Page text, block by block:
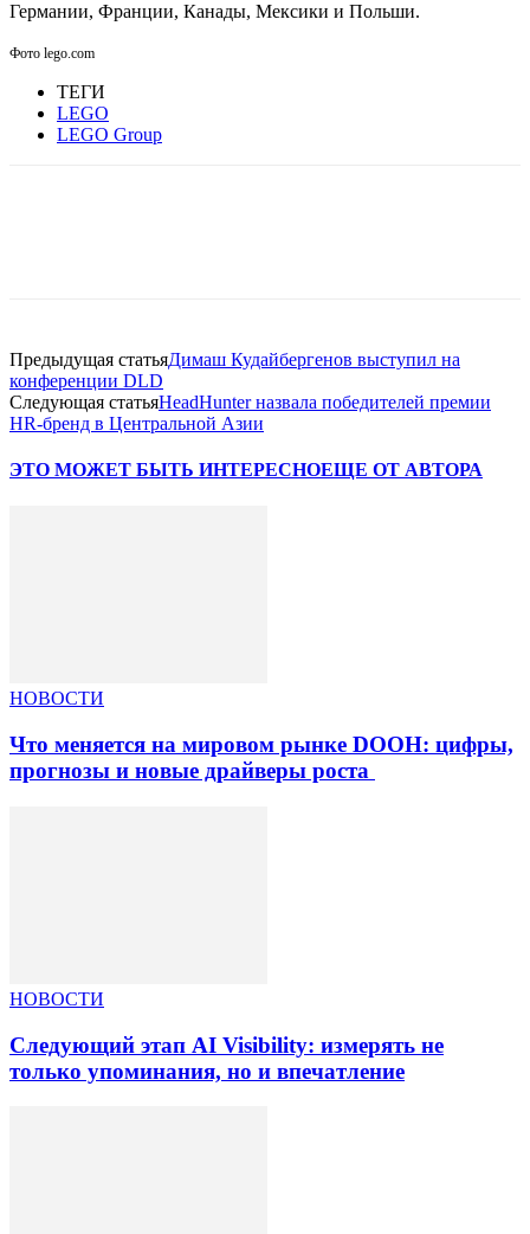
Германии, Франции, Канады, Мексики и Польши.
Фото lego.com
ТЕГИ
LEGO
LEGO Group
Предыдущая статьяДимаш Кудайбергенов выступил на
конференции DLD
Следующая статьяHeadHunter назвала победителей премии
HR-бренд в Центральной Азии
ЭТО МОЖЕТ БЫТЬ ИНТЕРЕСНОЕЩЕ ОТ АВТОРА
НОВОСТИ
Что меняется на мировом рынке DOOH: цифры,
прогнозы и новые драйверы роста
НОВОСТИ
Следующий этап AI Visibility: измерять не
только упоминания, но и впечатление